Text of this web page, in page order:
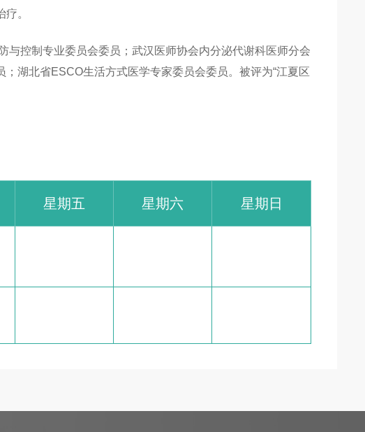
。
与控制专业委员会委员；武汉医师协会内分泌代谢科医师分会
湖北省ESCO生活方式医学专家委员会委员。被评为“江夏区
星期五 星期六 星期日